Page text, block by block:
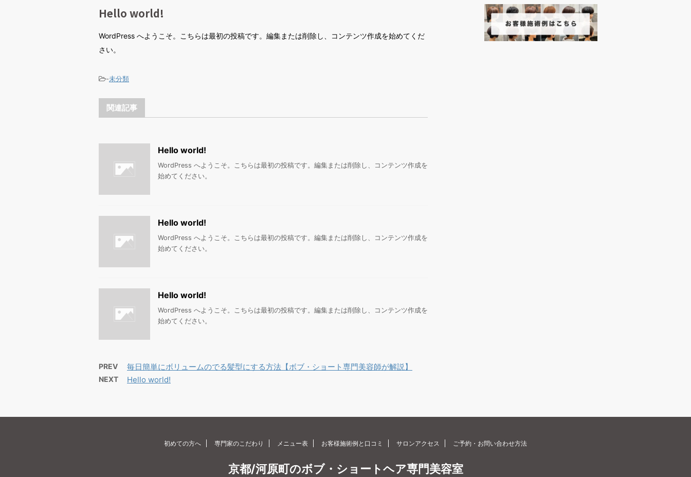
Hello world!
WordPress へようこそ。こちらは最初の投稿です。編集または削除し、コンテンツ作成を始めてくだ
さい。
-未分類
関連記事
Hello world!
WordPress へようこそ。こちらは最初の投稿です。編集または削除し、コンテンツ作成を
始めてください。
Hello world!
WordPress へようこそ。こちらは最初の投稿です。編集または削除し、コンテンツ作成を
始めてください。
Hello world!
WordPress へようこそ。こちらは最初の投稿です。編集または削除し、コンテンツ作成を
始めてください。
PREV 毎日簡単にボリュームのでる髪型にする方法【ボブ・ショート専門美容師が解説】
NEXT Hello world!
初めての方へ 専門家のこだわり メニュー表 お客様施術例と口コミ サロンアクセス ご予約・お問い合わせ方法
京都/河原町のボブ・ショートヘア専門美容室